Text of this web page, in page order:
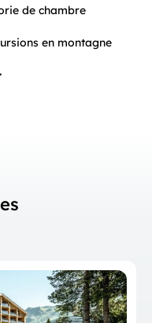
de chambre
en montagne